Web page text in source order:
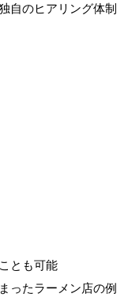
自のヒアリング体制
とも可能
ったラーメン店の例